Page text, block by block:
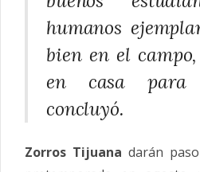
humanos
bien en el
en casa para
concluyó.
Zorros Tijuana darán